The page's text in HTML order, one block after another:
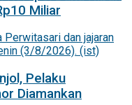
Miliar
Pelaku
Diamankan